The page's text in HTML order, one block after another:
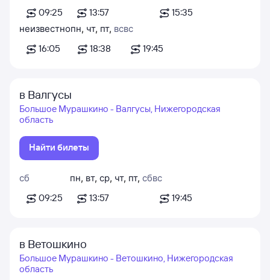
09:25
13:57
15:35
неизвестно
16:05
пн, чт, пт, вс
18:38
вс
19:45
в Валгусы
Большое Мурашкино - Валгусы, Нижегородская
область
Найти билеты
сб
09:25
пн, вт, ср, чт, пт, сб
13:57
вс
19:45
в Ветошкино
Большое Мурашкино - Ветошкино, Нижегородская
область